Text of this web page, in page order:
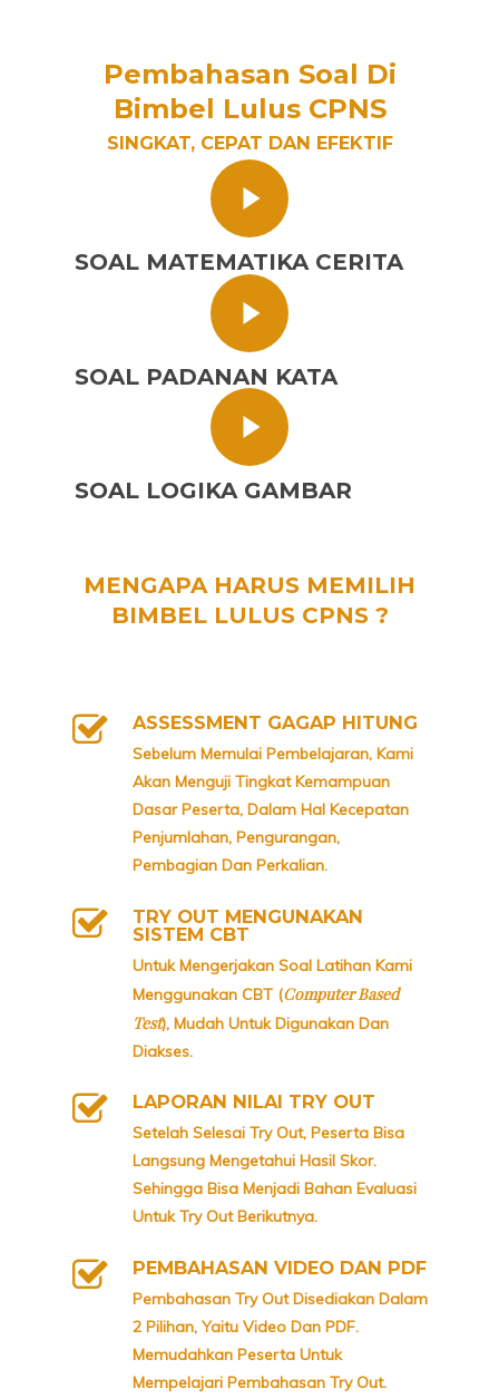
Pembahasan Soal Di
Bimbel Lulus CPNS
SINGKAT, CEPAT DAN EFEKTIF
SOAL MATEMATIKA CERITA
SOAL PADANAN KATA
SOAL LOGIKA GAMBAR
MENGAPA HARUS MEMILIH
BIMBEL LULUS CPNS ?
ASSESSMENT GAGAP HITUNG
Sebelum Memulai Pembelajaran, Kami
Akan Menguji Tingkat Kemampuan
Dasar Peserta, Dalam Hal Kecepatan
Penjumlahan, Pengurangan,
Pembagian Dan Perkalian.
TRY OUT MENGUNAKAN
SISTEM CBT
Untuk Mengerjakan Soal Latihan Kami
Menggunakan CBT (Computer Based
Test), Mudah Untuk Digunakan Dan
Diakses.
LAPORAN NILAI TRY OUT
Setelah Selesai Try Out, Peserta Bisa
Langsung Mengetahui Hasil Skor.
Sehingga Bisa Menjadi Bahan Evaluasi
Untuk Try Out Berikutnya.
PEMBAHASAN VIDEO DAN PDF
Pembahasan Try Out Disediakan Dalam
2 Pilihan, Yaitu Video Dan PDF.
Memudahkan Peserta Untuk
Mempelajari Pembahasan Try Out.